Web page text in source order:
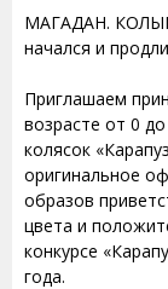
МАГАДАН.
начался и
Приглашаем
возрасте от 0
колясок
оригинальное
образов
цвета и
конкурсе
года.